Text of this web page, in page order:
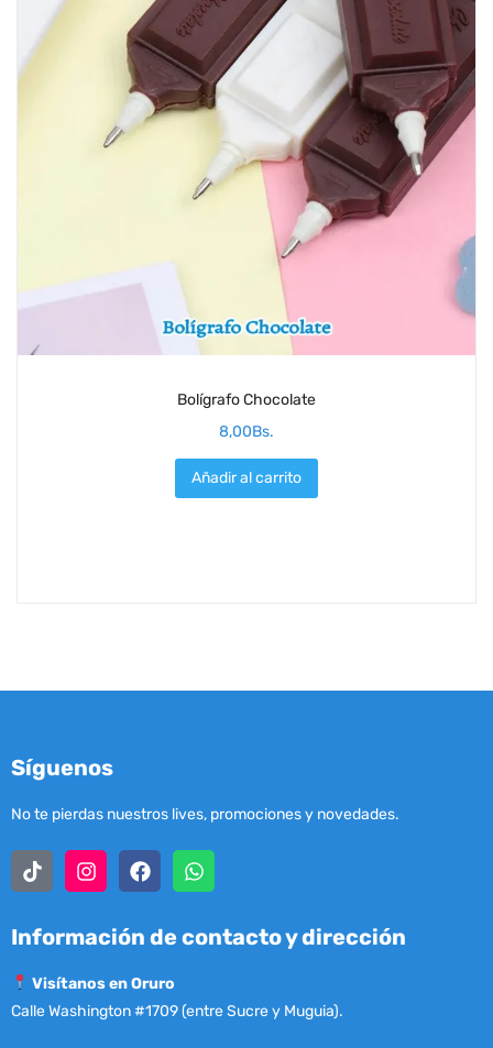
Bolígrafo Chocolate
8,00Bs.
Añadir al carrito
Síguenos
No te pierdas nuestros lives, promociones y novedades.
Información de contacto y dirección
Visítanos en Oruro
Calle Washington #1709 (entre Sucre y Muguia).